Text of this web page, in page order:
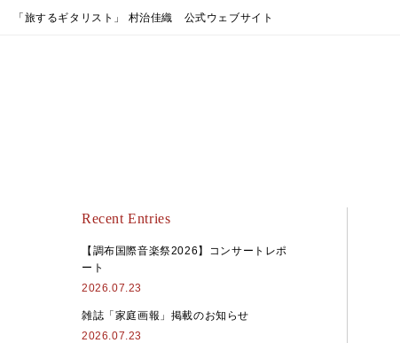
「旅するギタリスト」 村治佳織 公式ウェブサイト
Recent Entries
【調布国際音楽祭2026】コンサートレポ
ート
2026.07.23
雑誌「家庭画報」掲載のお知らせ
2026.07.23